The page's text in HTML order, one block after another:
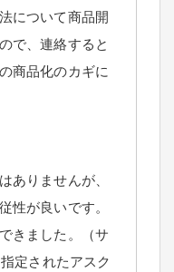
について商品開
で、連絡すると
商品化のカギに
ありませんが、
性が良いです。
きました。（サ
定されたアスク